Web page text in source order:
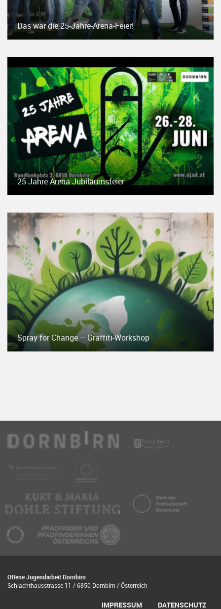
Das war die 25-Jahre-Arena-Feier!
25 Jahre Arena Jubiläumsfeier
Spray for Change – Graffiti-Workshop
Offene Jugendarbeit Dornbirn
Schlachthausstrasse 11 / 6850 Dornbirn / Österreich
IMPRESSUM DATENSCHUTZ